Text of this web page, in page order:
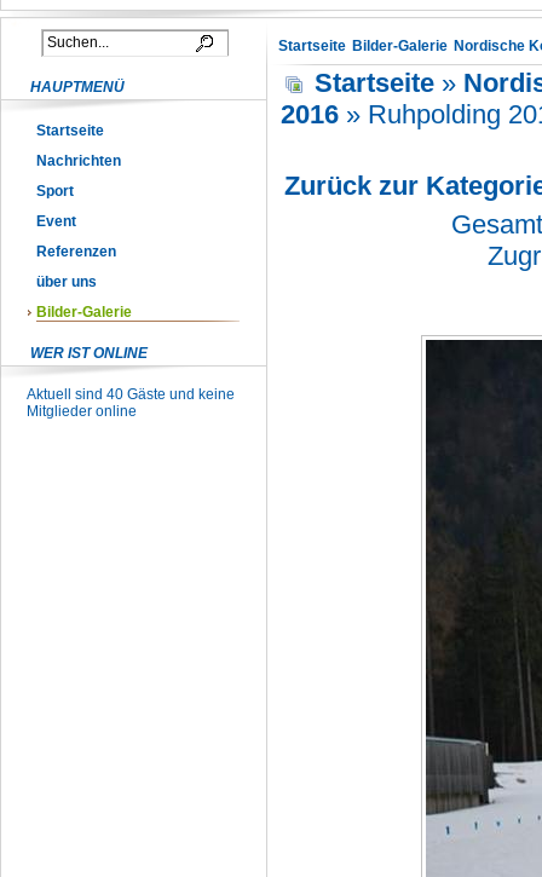
Startseite Bilder-Galerie Nordische
HAUPTMENÜ
Startseite
Nachrichten
Sport
Event
Referenzen
über uns
Bilder-Galerie
WER IST ONLINE
Aktuell sind 40 Gäste und keine
Mitglieder online
Startseite »
2016 » Ruhpolding
Zurück zur